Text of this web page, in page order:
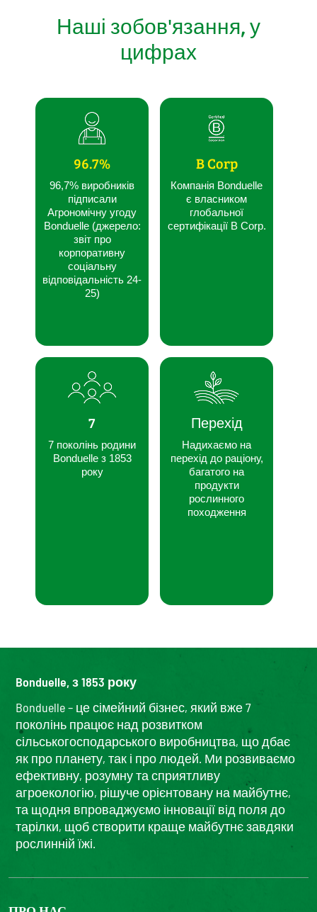
Наші зобов'язання, у
цифрах
96.7%
96,7% виробників
підписали
Агрономічну угоду
Bonduelle (джерело:
звіт про
корпоративну
соціальну
відповідальність 24-
25)
7
7 поколінь родини
Bonduelle з 1853
року
B Corp
Компанія Bonduelle
є власником
глобальної
сертифікації B Corp.
Перехід
Надихаємо на
перехід до раціону,
багатого на
продукти
рослинного
походження
Bonduelle, з 1853 року
Bonduelle – це сімейний бізнес, який вже 7
поколінь працює над розвитком
сільськогосподарського виробництва, що дбає
як про планету, так і про людей. Ми розвиваємо
ефективну, розумну та сприятливу
агроекологію, рішуче орієнтовану на майбутнє,
та щодня впроваджуємо інновації від поля до
тарілки, щоб створити краще майбутнє завдяки
рослинній їжі.